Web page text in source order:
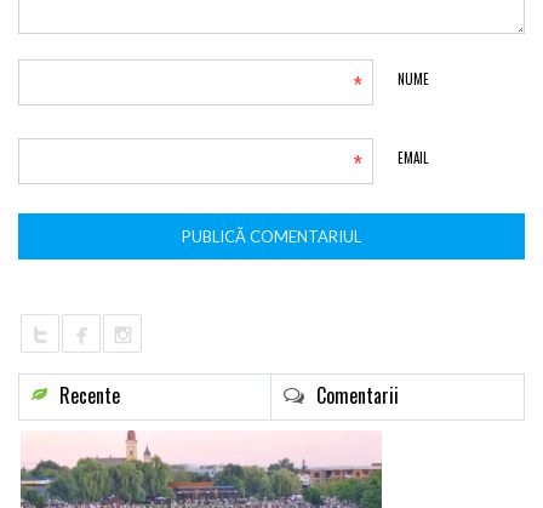
NUME
*
EMAIL
*
Recente Comentarii